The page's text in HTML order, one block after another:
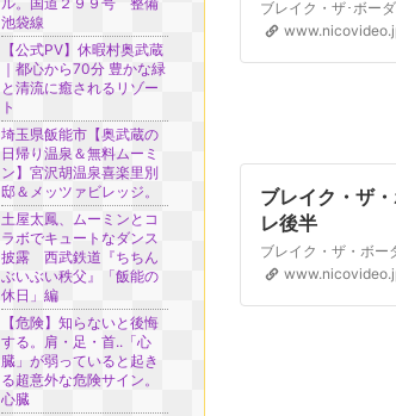
ブレイク・ザ
レ後半
池袋線
【公式PV】休暇村奥武蔵
｜都心から70分 豊かな緑
と清流に癒されるリゾー
ト
埼玉県飯能市【奥武蔵の
日帰り温泉＆無料ムーミ
ン】宮沢胡温泉喜楽里別
邸＆メッツァビレッジ。
土屋太鳳、ムーミンとコ
ラボでキュートなダンス
披露 西武鉄道『ちちん
ぶいぶい秩父』「飯能の
休日」編
【危険】知らないと後悔
する。肩・足・首..「心
臓」が弱っていると起き
る超意外な危険サイン。
心臓